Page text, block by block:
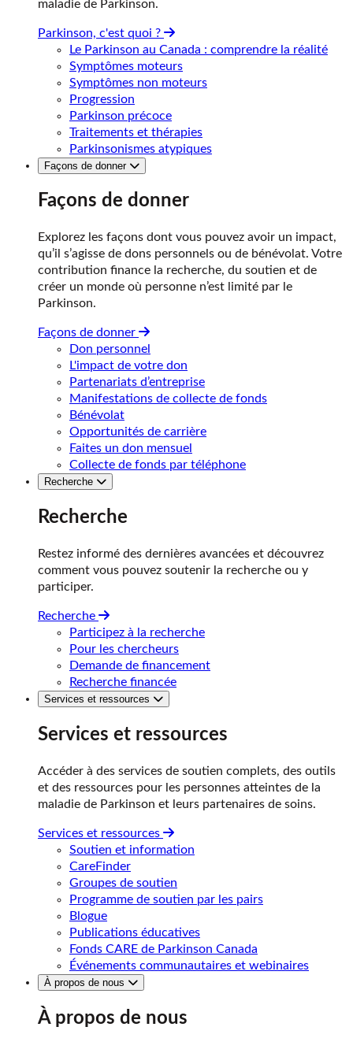
maladie de Parkinson.
Parkinson, c'est quoi ?
Le Parkinson au Canada : comprendre la réalité
Symptômes moteurs
Symptômes non moteurs
Progression
Parkinson précoce
Traitements et thérapies
Parkinsonismes atypiques
Façons de donner
Façons de donner
Explorez les façons dont vous pouvez avoir un impact,
qu’il s’agisse de dons personnels ou de bénévolat. Votre
contribution finance la recherche, du soutien et de
créer un monde où personne n’est limité par le
Parkinson.
Façons de donner
Don personnel
L'impact de votre don
Partenariats d’entreprise
Manifestations de collecte de fonds
Bénévolat
Opportunités de carrière
Faites un don mensuel
Collecte de fonds par téléphone
Recherche
Recherche
Restez informé des dernières avancées et découvrez
comment vous pouvez soutenir la recherche ou y
participer.
Recherche
Participez à la recherche
Pour les chercheurs
Demande de financement
Recherche financée
Services et ressources
Services et ressources
Accéder à des services de soutien complets, des outils
et des ressources pour les personnes atteintes de la
maladie de Parkinson et leurs partenaires de soins.
Services et ressources
Soutien et information
CareFinder
Groupes de soutien
Programme de soutien par les pairs
Blogue
Publications éducatives
Fonds CARE de Parkinson Canada
Événements communautaires et webinaires
À propos de nous
À propos de nous